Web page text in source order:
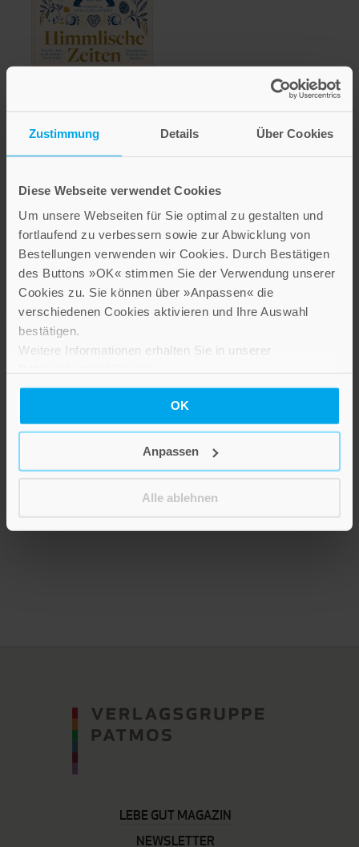
Zustimmung Details Über Cookies
Diese Webseite verwendet Cookies
Um unsere Webseiten für Sie optimal zu gestalten und
fortlaufend zu verbessern sowie zur Abwicklung von
Bestellungen verwenden wir Cookies. Durch Bestätigen
des Buttons »OK« stimmen Sie der Verwendung unserer
Cookies zu. Sie können über »Anpassen« die
verschiedenen Cookies aktivieren und Ihre Auswahl
bestätigen.
Weitere Informationen erhalten Sie in unserer
OK
Anpassen
Alle ablehnen
Himmlische Zeiten
28,00 €
Inkl. 7% MwSt.,exkl.Versandkosten
Gott lässt grüßen
LEBE GUT MAGAZIN
NEWSLETTER